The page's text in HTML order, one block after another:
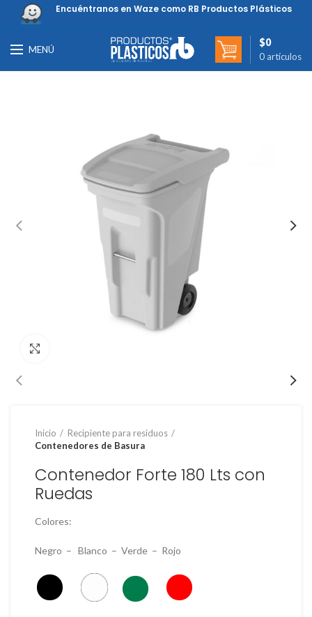
Encuéntranos en Waze como RB Productos Plásticos
MENÚ
0 artículos
$0
Inicio
Recipiente para residuos
Contenedores de Basura
Contenedor Forte 180 Lts con
Ruedas
Colores:
Negro – Blanco – Verde – Rojo